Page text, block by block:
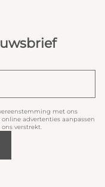
met ons
advertenties aanpassen
verstrekt.